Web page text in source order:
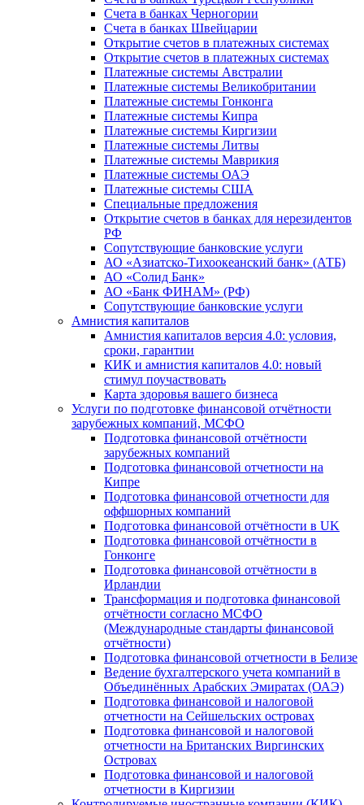
Счета в банках Черногории
Счета в банках Швейцарии
Открытие счетов в платежных системах
Открытие счетов в платежных системах
Платежные системы Австралии
Платежные системы Великобритании
Платежные системы Гонконга
Платежные системы Кипра
Платежные системы Киргизии
Платежные системы Литвы
Платежные системы Маврикия
Платежные системы ОАЭ
Платежные системы США
Специальные предложения
Открытие счетов в банках для нерезидентов
РФ
Сопутствующие банковские услуги
АО «Азиатско-Тихоокеанский банк» (АТБ)
АО «Солид Банк»
АО «Банк ФИНАМ» (РФ)
Сопутствующие банковские услуги
Амнистия капиталов
Амнистия капиталов версия 4.0: условия,
сроки, гарантии
КИК и амнистия капиталов 4.0: новый
стимул поучаствовать
Карта здоровья вашего бизнеса
Услуги по подготовке финансовой отчётности
зарубежных компаний, МСФО
Подготовка финансовой отчётности
зарубежных компаний
Подготовка финансовой отчетности на
Кипре
Подготовка финансовой отчетности для
оффшорных компаний
Подготовка финансовой отчётности в UK
Подготовка финансовой отчётности в
Гонконге
Подготовка финансовой отчётности в
Ирландии
Трансформация и подготовка финансовой
отчётности согласно МСФО
(Международные стандарты финансовой
отчётности)
Подготовка финансовой отчетности в Белизе
Ведение бухгалтерского учета компаний в
Объединённых Арабских Эмиратах (ОАЭ)
Подготовка финансовой и налоговой
отчетности на Сейшельских островах
Подготовка финансовой и налоговой
отчетности на Британских Виргинских
Островах
Подготовка финансовой и налоговой
отчетности в Киргизии